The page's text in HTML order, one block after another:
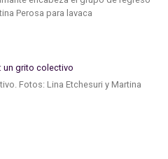
Perosa para lavaca
Fotos: Lina Etchesuri y Martina